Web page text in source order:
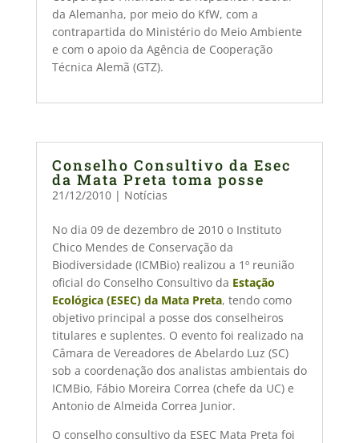
da Alemanha, por meio do KfW, com a
contrapartida do Ministério do Meio Ambiente
e com o apoio da Agência de Cooperação
Técnica Alemã (GTZ).
Conselho Consultivo da Esec
da Mata Preta toma posse
21/12/2010| Notícias
No dia 09 de dezembro de 2010 o Instituto
Chico Mendes de Conservação da
Biodiversidade (ICMBio) realizou a 1º reunião
oficial do Conselho Consultivo da Estação
Ecológica (ESEC) da Mata Preta, tendo como
objetivo principal a posse dos conselheiros
titulares e suplentes. O evento foi realizado na
Câmara de Vereadores de Abelardo Luz (SC)
sob a coordenação dos analistas ambientais do
ICMBio, Fábio Moreira Correa (chefe da UC) e
Antonio de Almeida Correa Junior.
O conselho consultivo da ESEC Mata Preta foi